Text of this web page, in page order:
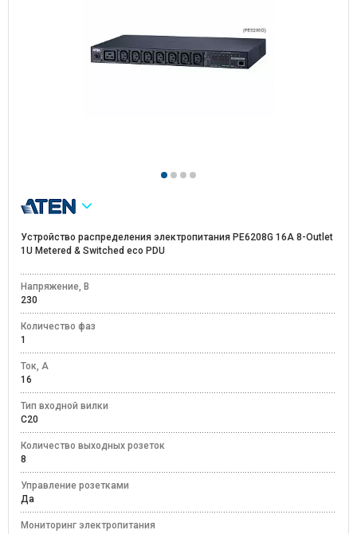
Устройство распределения электропитания PE6208G 16A 8-Outlet
1U Metered & Switched eco PDU
Напряжение, В
230
Количество фаз
1
Ток, А
16
Тип входной вилки
С20
Количество выходных розеток
8
Управление розетками
Да
Мониторинг электропитания